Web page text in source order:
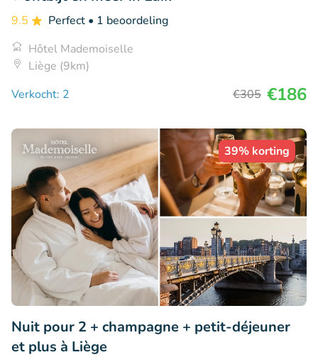
9.5 Perfect • 1 beoordeling
Hôtel Mademoiselle
Liège (9km)
Verkocht: 2
€305 €186
39% korting
Nuit pour 2 + champagne + petit-déjeuner
et plus à Liège